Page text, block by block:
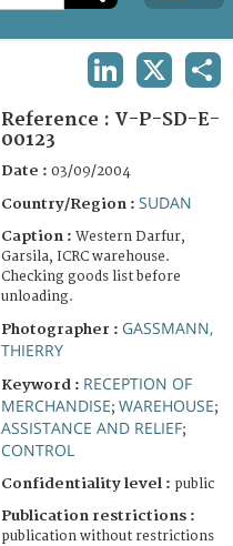
Reference : V-P-SD-E-
00123
Date : 03/09/2004
Country/Region : SUDAN
Caption : Western Darfur,
Garsila, ICRC warehouse.
Checking goods list before
unloading.
Photographer : GASSMANN,
THIERRY
Keyword : RECEPTION OF
MERCHANDISE; WAREHOUSE;
ASSISTANCE AND RELIEF;
CONTROL
Confidentiality level : public
Publication restrictions :
publication without restrictions